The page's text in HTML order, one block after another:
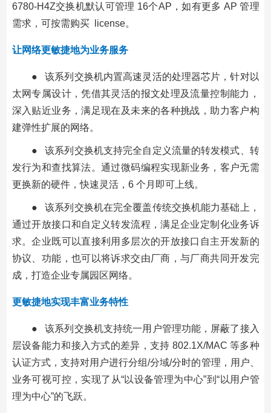
6780-H4Z交换机默认可管理 16个AP，如有更多 AP 管理
需求，可按需购买 license。
让网络更敏捷地为业务服务
● 该系列交换机内置高速灵活的处理器芯片，针对以
太网专属设计，凭借其灵活的报文处理及流量控制能力，
深入贴近业务，满足现在及未来的各种挑战，助力客户构
建弹性扩展的网络。
● 该系列交换机支持完全自定义流量的转发模式、转
发行为和查找算法。通过微码编程实现新业务，客户无需
更换新的硬件，快速灵活，6 个月即可上线。
● 该系列交换机在完全覆盖传统交换机能力基础上，
通过开放接口和自定义转发流程，满足企业定制化业务诉
求。企业既可以直接利用多层次的开放接口自主开发新的
协议、功能，也可以将诉求交由厂商，与厂商共同开发完
成，打造企业专属园区网络。
更敏捷地实现丰富业务特性
● 该系列交换机支持统一用户管理功能，屏蔽了接入
层设备能力和接入方式的差异，支持 802.1X/MAC 等多种
认证方式，支持对用户进行分组/分域/分时的管理，用户、
业务可视可控，实现了从“以设备管理为中心”到“以用户管
理为中心”的飞跃。